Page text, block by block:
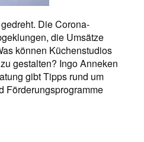
Die Corona-
die Umsätze
können Küchenstudios
gestalten? Ingo Anneken
gibt Tipps rund um
Förderungsprogramme